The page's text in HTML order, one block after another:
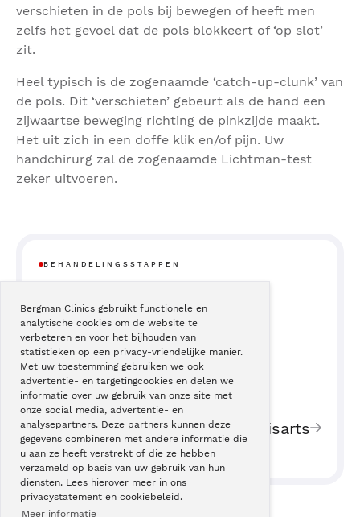
Bergman Clinics gebruikt functionele en
analytische cookies om de website te
verbeteren en voor het bijhouden van
statistieken op een privacy-vriendelijke manier.
Met uw toestemming gebruiken we ook
advertentie- en targetingcookies en delen we
informatie over uw gebruik van onze site met
onze social media, advertentie- en
analysepartners. Deze partners kunnen deze
gegevens combineren met andere informatie die
u aan ze heeft verstrekt of die ze hebben
verzameld op basis van uw gebruik van hun
diensten. Lees hierover meer in ons
privacystatement en cookiebeleid.
Meer informatie
verschieten in de pols bij bewegen of heeft men
zelfs het gevoel dat de pols blokkeert of ‘op slot’
zit.
Heel typisch is de zogenaamde ‘catch-up-clunk’ van
de pols. Dit ‘verschieten’ gebeurt als de hand een
zijwaartse beweging richting de pinkzijde maakt.
Het uit zich in een doffe klik en/of pijn. Uw
handchirurg zal de zogenaamde Lichtman-test
zeker uitvoeren.
BEHANDELINGSSTAPPEN
3
Behandeling en operatie
midcarpale instabiliteit
2 Verwijzing huisarts